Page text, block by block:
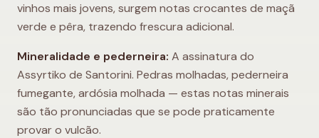
vinhos mais jovens, surgem notas crocantes de maçã
verde e pêra, trazendo frescura adicional.
Mineralidade e pederneira: A assinatura do
Assyrtiko de Santorini. Pedras molhadas, pederneira
fumegante, ardósia molhada — estas notas minerais
são tão pronunciadas que se pode praticamente
provar o vulcão.